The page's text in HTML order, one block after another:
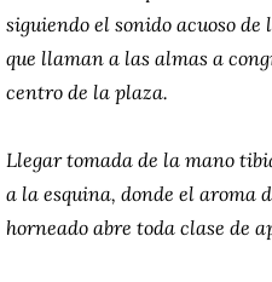
siguiendo el sonido acuoso de
que llaman a las almas a
centro de la plaza.
Llegar tomada de la mano
a la esquina, donde el aroma
horneado abre toda clase de